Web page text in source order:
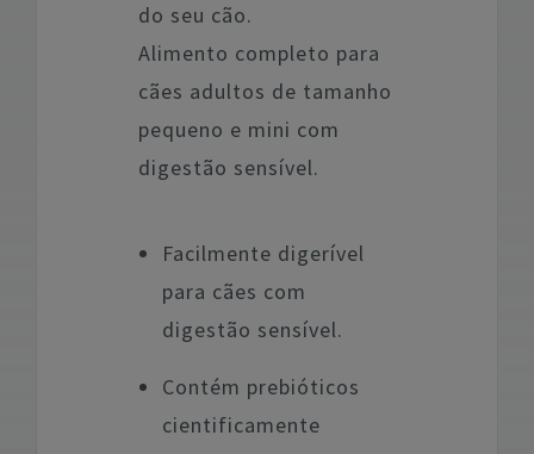
do seu cão.
Alimento completo para
cães adultos de tamanho
pequeno e mini com
digestão sensível.
Facilmente digerível
para cães com
digestão sensível.
Contém prebióticos
cientificamente